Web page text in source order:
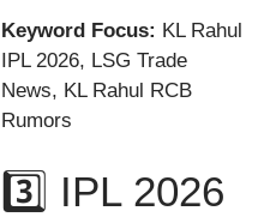
Keyword Focus: KL Rahul
IPL 2026, LSG Trade
News, KL Rahul RCB
Rumors
3️⃣ IPL 2026